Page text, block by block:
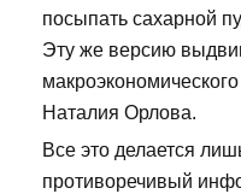
посыпать сахарной
Эту же версию
Наталия Орлова.
Все это делается
противоречивый